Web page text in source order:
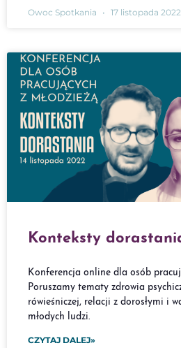
Owoc Spotkania 17 listopada 2022
Konteksty
Konferencja online dla osób
Poruszamy tematy zdrowia
rówieśniczej, relacji z dorosłymi i
młodych ludzi.
CZYTAJ DALEJ»